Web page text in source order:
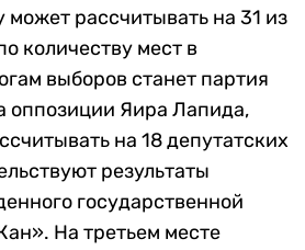
может рассчитывать на 31 из
количеству мест в
выборов станет партия
оппозиции Яира Лапида,
на 18 депутатских
результаты
государственной
На третьем месте